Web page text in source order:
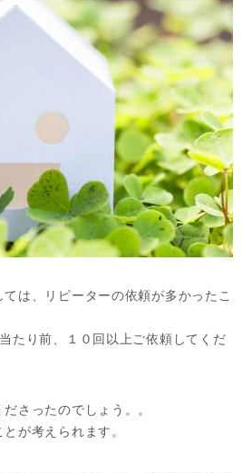
は、リピーターの依頼が多かったこ
たり前、１０回以上ご依頼してくだ
さったのでしょう。。
が考えられます。